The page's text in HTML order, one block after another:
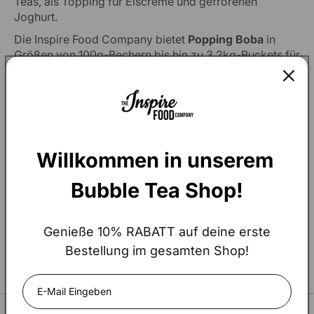
Joghurt.
Die Inspire Food Company bietet Popping Boba in
Größen von 100g-Bechern bis hin zu 3,2kg-Buckets für
Unser eigenes Rezept enthält kein Sucralose und ist zu
100 % vegan sowie glutenfrei.
TEILEN:
Ähnliche Produkte ALLE ANZEIGEN
Hey!
The amount of your order exceeds
Willkommen in unserem
Bubble Tea Shop!
Genieße 10% RABATT auf deine erste
Bestellung im gesamten Shop!